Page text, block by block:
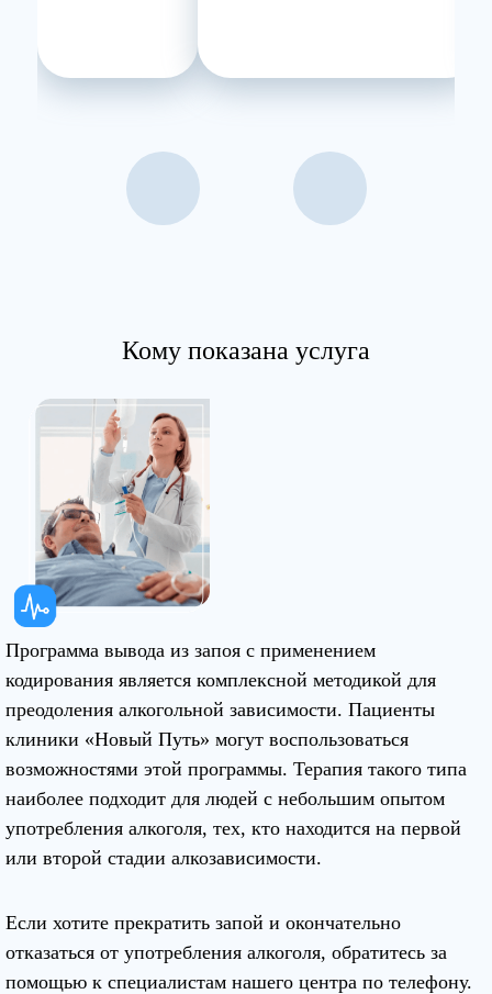
Кому показана услуга
Программа вывода из запоя с применением
кодирования является комплексной методикой для
преодоления алкогольной зависимости. Пациенты
клиники «Новый Путь» могут воспользоваться
возможностями этой программы. Терапия такого типа
наиболее подходит для людей с небольшим опытом
употребления алкоголя, тех, кто находится на первой
или второй стадии алкозависимости.
Если хотите прекратить запой и окончательно
отказаться от употребления алкоголя, обратитесь за
помощью к специалистам нашего центра по телефону.